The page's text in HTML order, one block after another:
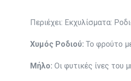
Περιέχει: Εκχυλίσματα:
Χυμός Ροδιού: Το φρούτο
Μήλο: Οι φυτικές ίνες του